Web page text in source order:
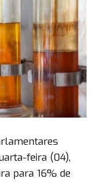
feira (04),
para 16% de